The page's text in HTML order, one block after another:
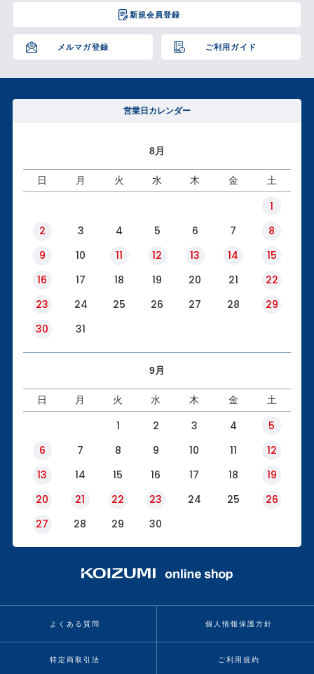
新規会員登録
メルマガ登録 ご利用ガイド
ジト
へ
営業日カレンダー
8月
日 月 火 水 木 金 土
1
2
3 4 5 6 7
8
9
10 11 12 13 14
15
16
17 18 19 20 21
22
23
24 25 26 27 28
29
30
31
9月
日 月 火 水 木 金 土
1 2 3 4
5
6
7 8 9 10 11
12
13
14 15 16 17 18
19
20
21 22 23 24 25
26
27
28 29 30
よくある質問 個人情報保護方針
特定商取引法 ご利用規約